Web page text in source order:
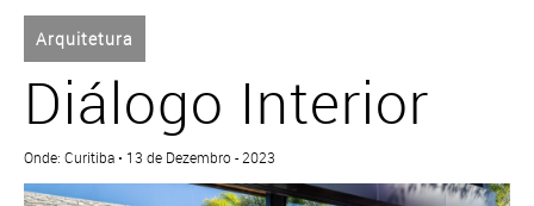
Arquitetura
Diálogo Interior
Onde: Curitiba • 13 de Dezembro - 2023